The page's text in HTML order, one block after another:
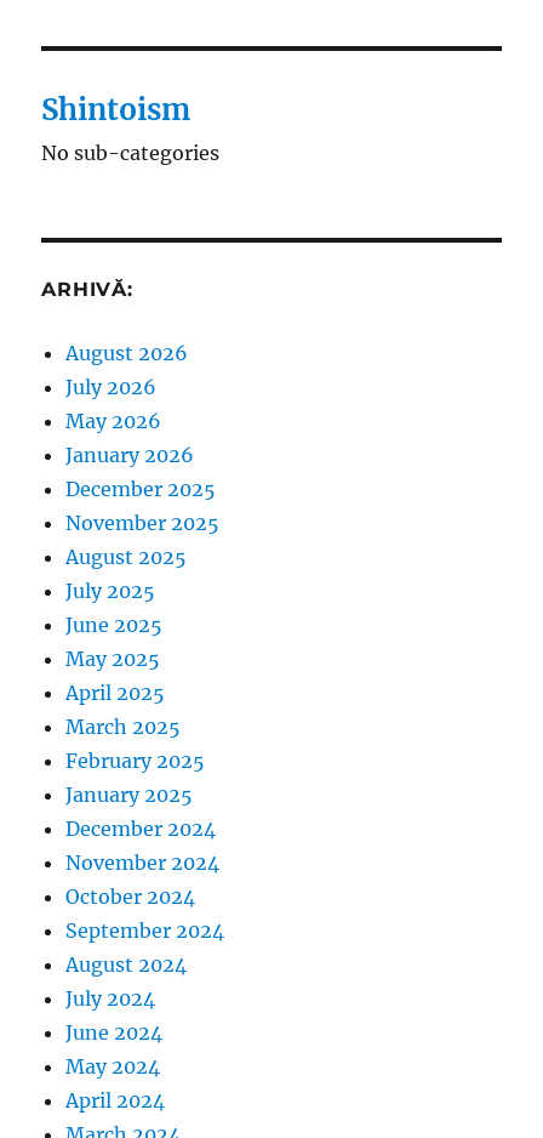
Shintoism
No sub-categories
ARHIVĂ:
August 2026
July 2026
May 2026
January 2026
December 2025
November 2025
August 2025
July 2025
June 2025
May 2025
April 2025
March 2025
February 2025
January 2025
December 2024
November 2024
October 2024
September 2024
August 2024
July 2024
June 2024
May 2024
April 2024